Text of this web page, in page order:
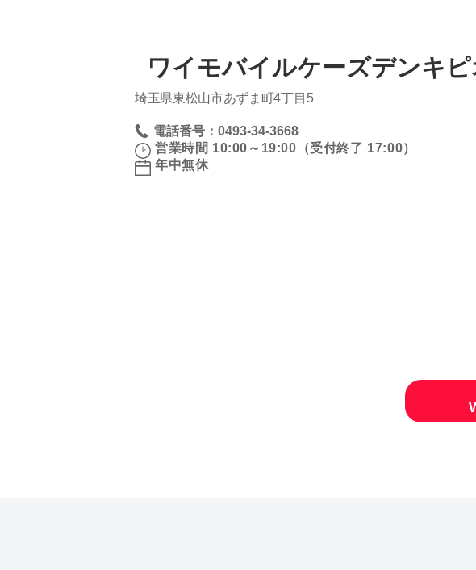
ワイモバイルケーズデンキ
埼玉県東松山市あずま町4丁目5
電話番号：0493-34-3668
営業時間 10:00～19:00（受付終了 17:00）
年中無休